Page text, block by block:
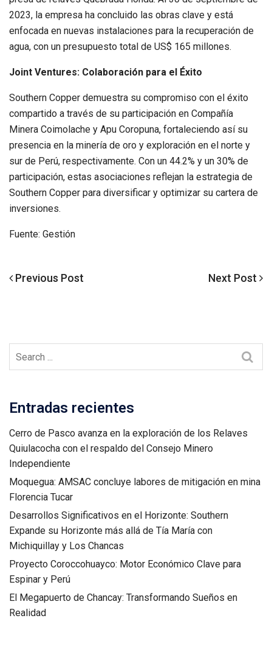
2023, la empresa ha concluido las obras clave y está
enfocada en nuevas instalaciones para la recuperación de
agua, con un presupuesto total de US$ 165 millones.
Joint Ventures: Colaboración para el Éxito
Southern Copper demuestra su compromiso con el éxito
compartido a través de su participación en Compañía
Minera Coimolache y Apu Coropuna, fortaleciendo así su
presencia en la minería de oro y exploración en el norte y
sur de Perú, respectivamente. Con un 44.2% y un 30% de
participación, estas asociaciones reflejan la estrategia de
Southern Copper para diversificar y optimizar su cartera de
inversiones.
Fuente: Gestión
entradas
Previous
Previous Post
Next
Next Post
Entradas recientes
Cerro de Pasco avanza en la exploración de los Relaves
Quiulacocha con el respaldo del Consejo Minero
Independiente
Moquegua: AMSAC concluye labores de mitigación en mina
Florencia Tucar
Desarrollos Significativos en el Horizonte: Southern
Expande su Horizonte más allá de Tía María con
Michiquillay y Los Chancas
Proyecto Coroccohuayco: Motor Económico Clave para
Espinar y Perú
El Megapuerto de Chancay: Transformando Sueños en
Realidad